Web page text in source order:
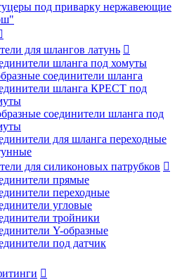
под приварку нержавеющие
для шлангов латунь 
шланга под хомуты
соединители шланга
шланга КРЕСТ под
соединители шланга под
для шланга переходные
для силиконовых патрубков 
прямые
переходные
угловые
тройники
Y-образные
под датчик
